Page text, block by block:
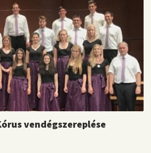
vendégszereplése